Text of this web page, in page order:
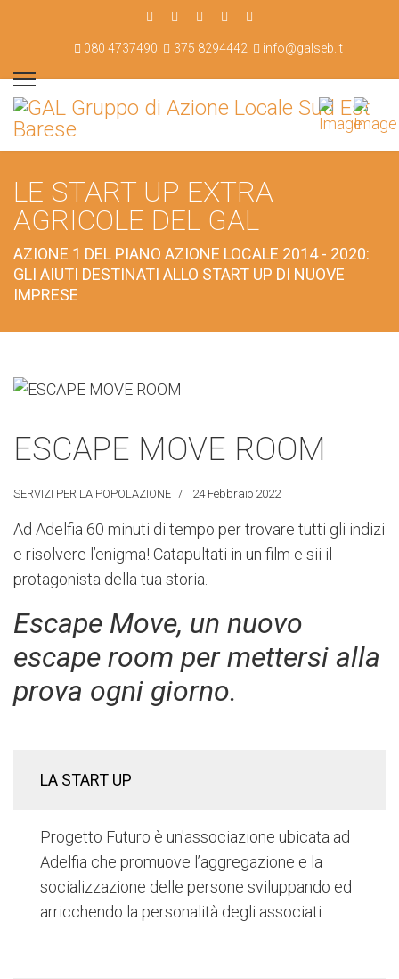
080 4737490 375 8294442 info@galseb.it
LE START UP EXTRA
AGRICOLE DEL GAL
AZIONE 1 DEL PIANO AZIONE LOCALE 2014 - 2020:
GLI AIUTI DESTINATI ALLO START UP DI NUOVE
IMPRESE
ESCAPE MOVE ROOM
SERVIZI PER LA POPOLAZIONE 24 Febbraio 2022
Ad Adelfia 60 minuti di tempo per trovare tutti gli indizi
e risolvere l’enigma! Catapultati in un film e sii il
protagonista della tua storia.
Escape Move, un nuovo
escape room per mettersi alla
prova ogni giorno.
LA START UP
Progetto Futuro è un'associazione ubicata ad
Adelfia che promuove l’aggregazione e la
socializzazione delle persone sviluppando ed
arricchendo la personalità degli associati